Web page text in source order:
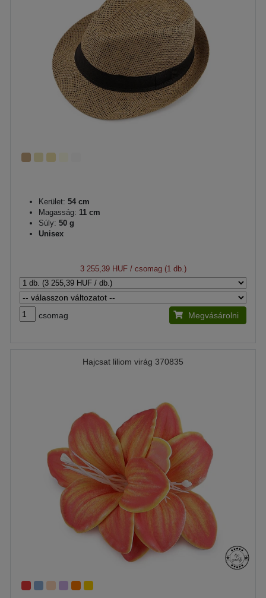
Kerület: 54 cm
Magasság: 11 cm
Súly: 50 g
Unisex
3 255,39 HUF/ csomag (1 db.)
csomag Megvásárolni
Hajcsat liliom virág 370835